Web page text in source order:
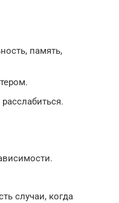
память,
случаи, когда